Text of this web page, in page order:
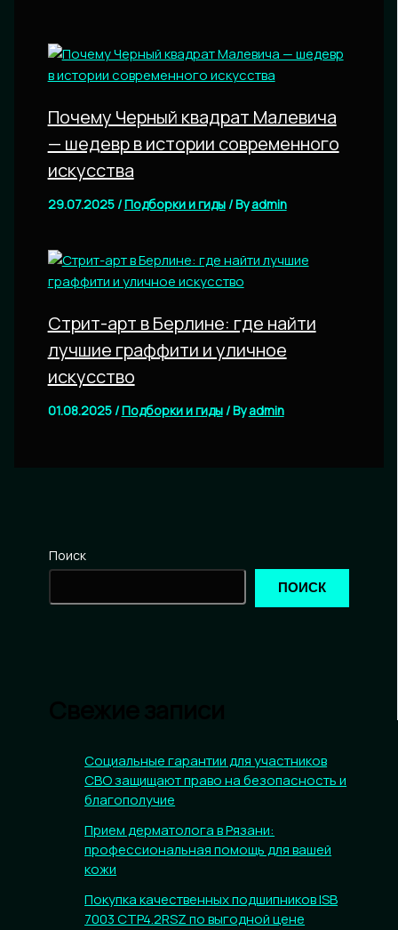
Почему Черный квадрат Малевича
— шедевр в истории современного
искусства
29.07.2025/Подборки и гиды/ Byadmin
Стрит-арт в Берлине: где найти
лучшие граффити и уличное
искусство
01.08.2025/Подборки и гиды/ Byadmin
Поиск
ПОИСК
Социальные гарантии для участников
СВО защищают право на безопасность и
благополучие
Прием дерматолога в Рязани:
профессиональная помощь для вашей
кожи
Покупка качественных подшипников ISB
7003 CTP4.2RSZ по выгодной цене